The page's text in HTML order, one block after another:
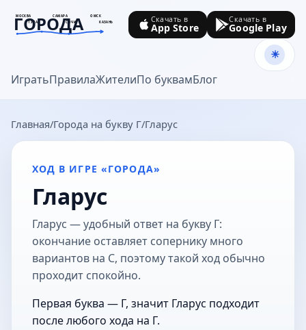
МОСКВА САМАРА
ОМСК
ТУЛА
СОЧИ КАЗАНЬ
ГОРОДА
goroda-na.ru
ИгратьПравилаЖителиПо буквамБлог
Скачать в
App Store
Скачать в
Google Play
Главная Города на букву Г Гларус
ХОД В ИГРЕ «ГОРОДА»
Гларус
Гларус — удобный ответ на букву Г:
окончание оставляет сопернику много
вариантов на С, поэтому такой ход обычно
проходит спокойно.
Первая буква — Г, значит Гларус подходит
после любого хода на Г.